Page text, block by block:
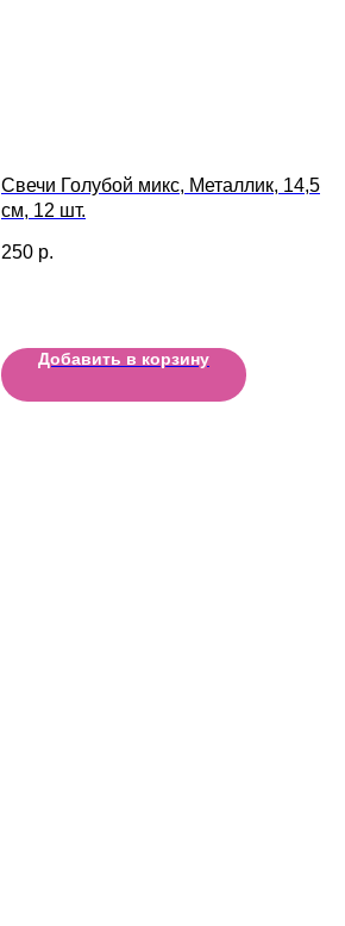
Свечи Голубой микс, Металлик, 14,5
см, 12 шт.
250 р.
Добавить в корзину